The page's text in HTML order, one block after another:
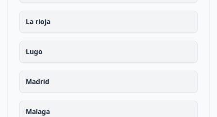
La rioja
Lugo
Madrid
Malaga